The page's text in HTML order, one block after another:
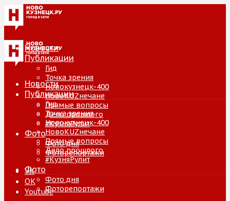
Новости
Публикации
Гид
Точка зрения
Новокузнецк-400
НовоKUZнечане
Прямые вопросы
Дело прошлого
#КузняРулит
Фото
Фото дня
Фоторепортажи
VK
ОК
Youtube
Новости
Публикации
Гид
Точка зрения
Новокузнецк-400
НовоKUZнечане
Прямые вопросы
Дело прошлого
#КузняРулит
Фото
Фото дня
Фоторепортажи